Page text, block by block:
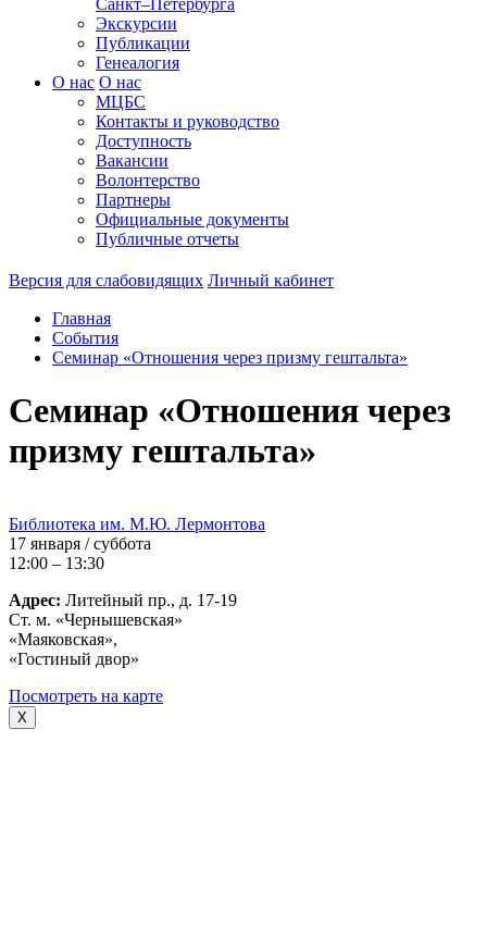
Санкт–Петербурга
Экскурсии
Публикации
Генеалогия
О нас О нас
МЦБС
Контакты и руководство
Доступность
Вакансии
Волонтерство
Партнеры
Официальные документы
Публичные отчеты
Версия для слабовидящих Личный кабинет
Главная
События
Семинар «Отношения через призму гештальта»
Семинар «Отношения через
призму гештальта»
Библиотека им. М.Ю. Лермонтова
17 января / суббота
12:00 – 13:30
Адрес: Литейный пр., д. 17-19
Ст. м. «Чернышевская»
«Маяковская»,
«Гостиный двор»
Посмотреть на карте
X